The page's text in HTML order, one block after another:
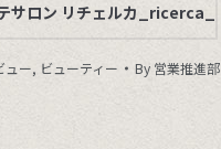
サロン リチェルカ_ricerca_
ュー, ビューティー By 営業推進部